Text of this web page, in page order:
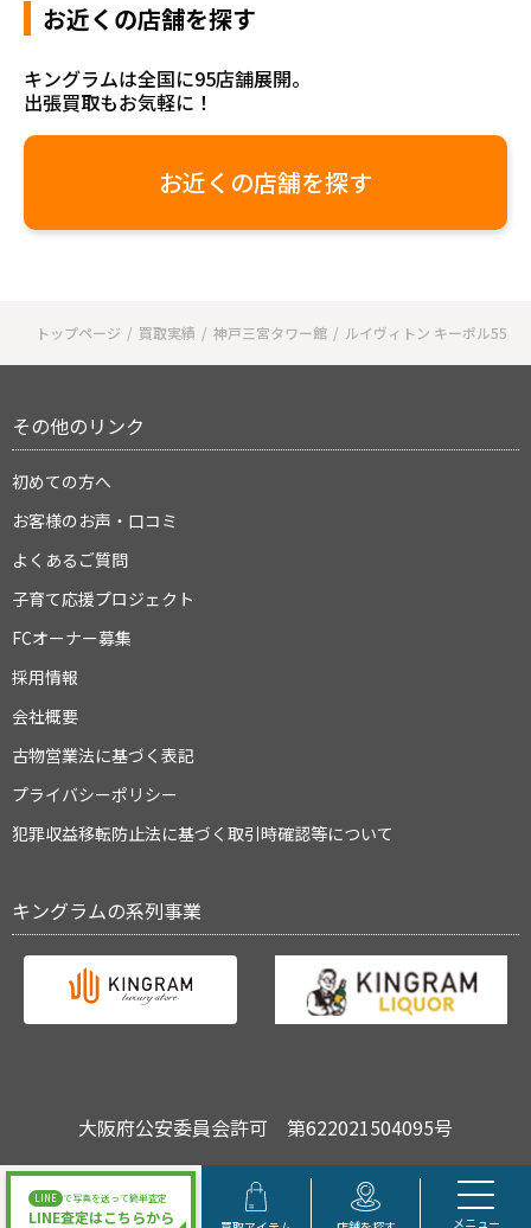
LINE で写真を送って簡単査定
LINE査定はこちらから メニュー
お近くの店舗を探す
キングラムは全国に95店舗展開。
出張買取もお気軽に！
お近くの店舗を探す
トップページ 買取実績 神戸三宮タワー館 ルイヴィトン キーポル55
その他のリンク
初めての方へ
お客様のお声・口コミ
よくあるご質問
子育て応援プロジェクト
FCオーナー募集
採用情報
会社概要
古物営業法に基づく表記
プライバシーポリシー
犯罪収益移転防止法に基づく取引時確認等について
キングラムの系列事業
大阪府公安委員会許可 第622021504095号
Copyright © キングラム All Rights Reserved.